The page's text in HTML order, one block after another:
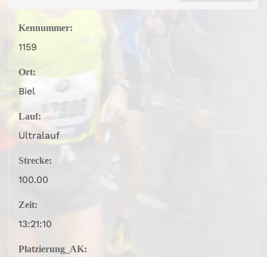
Kennummer:
1159
Ort:
Biel
Lauf:
Ultralauf
Strecke:
100.00
Zeit:
13:21:10
Platzierung_AK: